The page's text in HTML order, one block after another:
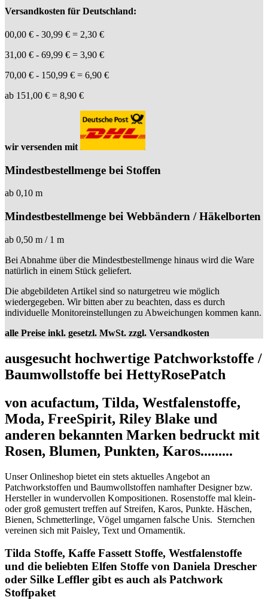
Versandkosten für Deutschland:
00,00 € - 30,99 € = 2,30 €
31,00 € - 69,99 € = 3,90 €
70,00 € - 150,99 € = 6,90 €
ab 151,00 € = 8,90 €
wir versenden mit
Mindestbestellmenge bei Stoffen
ab 0,10 m
Mindestbestellmenge bei Webbändern / Häkelborten
ab 0,50 m / 1 m
Bei Abnahme über die Mindestbestellmenge hinaus wird die Ware
natürlich in einem Stück geliefert.
Die abgebildeten Artikel sind so naturgetreu wie möglich
wiedergegeben. Wir bitten aber zu beachten, dass es durch
individuelle Monitoreinstellungen zu Abweichungen kommen kann.
alle Preise inkl. gesetzl. MwSt. zzgl. Versandkosten
ausgesucht hochwertige Patchworkstoffe /
Baumwollstoffe bei HettyRosePatch
von acufactum, Tilda, Westfalenstoffe,
Moda, FreeSpirit, Riley Blake und
anderen bekannten Marken bedruckt mit
Rosen, Blumen, Punkten, Karos.........
Unser Onlineshop bietet ein stets aktuelles Angebot an
Patchworkstoffen und Baumwollstoffen namhafter Designer bzw.
Hersteller in wundervollen Kompositionen. Rosenstoffe mal klein-
oder groß gemustert treffen auf Streifen, Karos, Punkte. Häschen,
Bienen, Schmetterlinge, Vögel umgarnen falsche Unis. Sternchen
vereinen sich mit Paisley, Text und Ornamentik.
Tilda Stoffe, Kaffe Fassett Stoffe, Westfalenstoffe
und die beliebten Elfen Stoffe von Daniela Drescher
oder Silke Leffler gibt es auch als Patchwork
Stoffpaket